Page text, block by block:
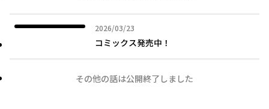
2026/03/23
2026年03月23日
コミックス発売中！
その他の話は公開終了しました